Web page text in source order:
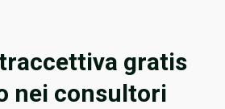
gratis
nei consultori